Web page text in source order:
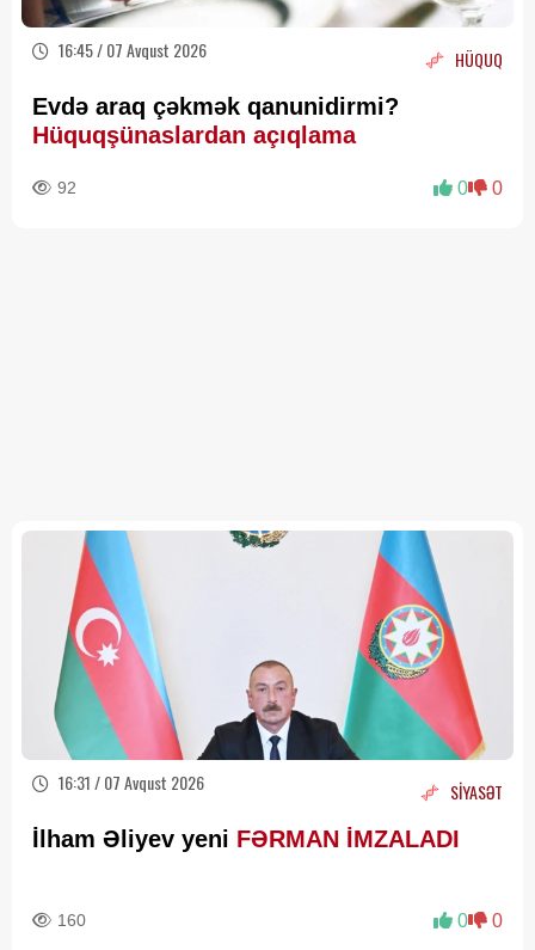
16:45 / 07 Avqust 2026 HÜQUQ
Evdə araq çəkmək qanunidirmi?
Hüquqşünaslardan açıqlama
92 0 0
16:31 / 07 Avqust 2026 SİYASƏT
İlham Əliyev yeni FƏRMAN İMZALADI
160 0 0